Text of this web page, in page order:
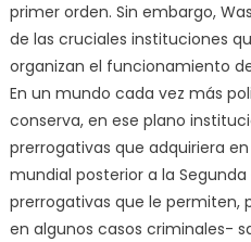
primer orden. Sin embargo,
de las cruciales instituciones
organizan el funcionamiento
En un mundo cada vez más
conserva, en ese plano
prerrogativas que adquiriera
mundial posterior a la Segunda
prerrogativas que le permiten,
en algunos casos criminales-